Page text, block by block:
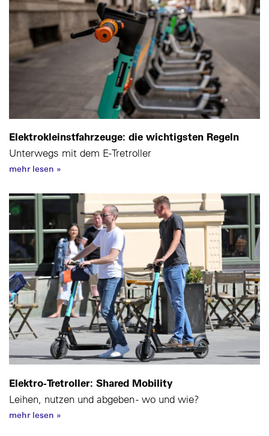
Elektrokleinstfahrzeuge: die wichtigsten Regeln
Unterwegs mit dem E-Tretroller
mehr lesen »
Elektro-Tretroller: Shared Mobility
Leihen, nutzen und abgeben - wo und wie?
mehr lesen »